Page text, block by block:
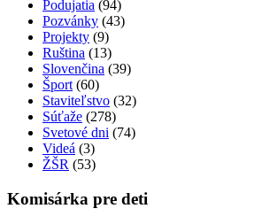
Podujatia (94)
Pozvánky (43)
Projekty (9)
Ruština (13)
Slovenčina (39)
Šport (60)
Staviteľstvo (32)
Súťaže (278)
Svetové dni (74)
Videá (3)
ŽŠR (53)
Komisárka pre deti